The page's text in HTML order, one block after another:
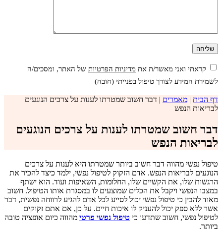
קראתי ואני מאשר/ת את מדיניות הפרטיות של האתר, ומסכים/ה
לשמירת המידע לצורך טיפול בפנייתי (חובה)
דף הבית | מאמרים | דבר חשוב שמטרתו לענות על צרכים הנוגעים
לבריאות הנפש
דבר חשוב שמטרתו לענות על צרכים הנוגעים
לבריאות הנפש
טיפול נפשי מהווה דבר חשוב ביותר שמטרתו היא לענות על צרכים
הנוגעים לבריאות הנפש. אדם הזקוק לטיפול נפשי, ילמד כיצד להכיר את
הרגשות שלו, את הקשיים שלו, החלומות, השאיפות ועוד. הוא ישתף
במצבו הנפשי ויקבל את הכלים שמוצעים לו במסגרת אותו הטיפול. חשוב
מאוד להבין כי טיפול נפשי יכול לסייע לכל אדם להגיע לרווחה נפשית, דבר
אשר ללא ספק יכול להעניק לו איכות חיים. על כן, אם אתם זקוקים
לטיפול נפשי, חשוב שתדעו כי טיפול נפשי פרטי מהווה כיום אופציה טובה
ביותר.